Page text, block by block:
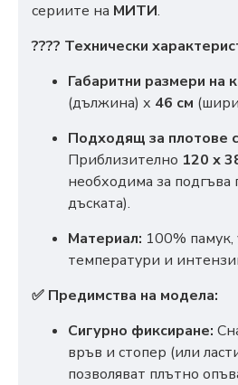
сериите на МИТИ.
???? Технически
Габаритни размери на
(дължина) х 46 см
Подходящ за плотове
Приблизително 120 х
необходима за подгъва
дъската).
Материал: 100% памук,
температури и
✅ Предимства на модела:
Сигурно фиксиране:
връв и стопер (или
позволяват плътно